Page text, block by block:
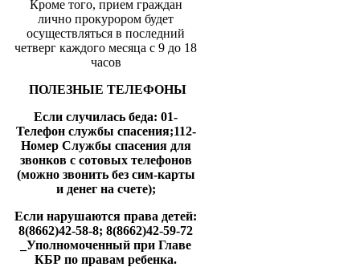
Кроме того, прием граждан
лично прокурором будет
осуществляться в последний
четверг каждого месяца с 9 до 18
часов
ПОЛЕЗНЫЕ ТЕЛЕФОНЫ
Если случилась беда: 01-
Телефон службы спасения;112-
Номер Службы спасения для
звонков с сотовых телефонов
(можно звонить без сим-карты
и денег на счете);
Если нарушаются права детей:
8(8662)42-58-8; 8(8662)42-59-72
_Уполномоченный при Главе
КБР по правам ребенка.